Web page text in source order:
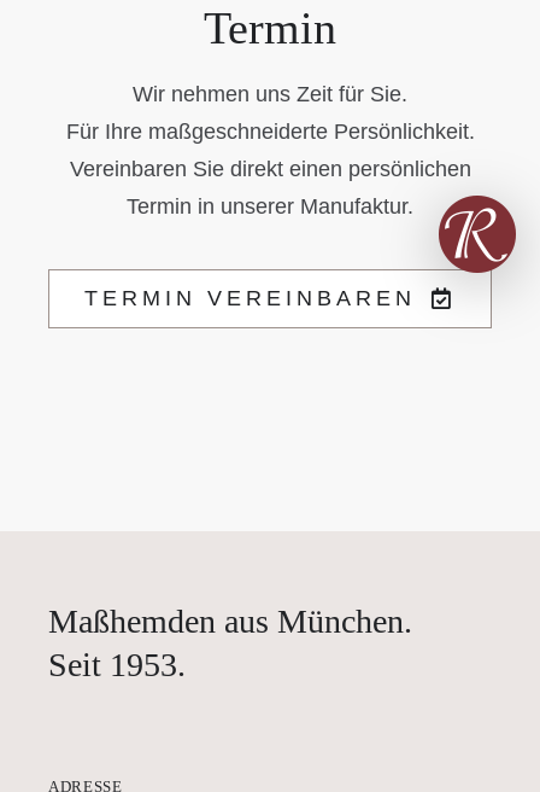
Termin
Wir nehmen uns Zeit für Sie.
Für Ihre maßgeschneiderte Persönlichkeit.
Vereinbaren Sie direkt einen persönlichen
Termin in unserer Manufaktur.
TERMIN VEREINBAREN
Maßhemden aus München.
Seit 1953.
ADRESSE